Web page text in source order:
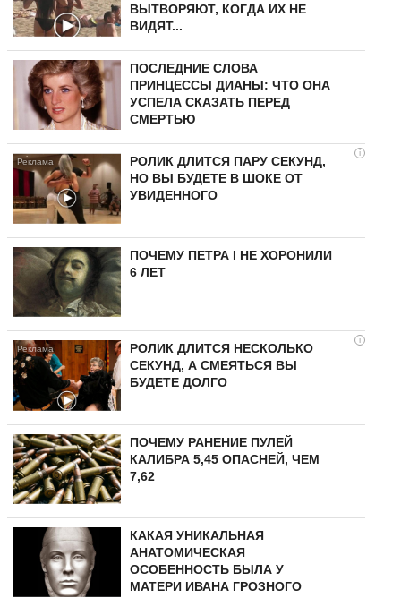
ВЫТВОРЯЮТ, КОГДА ИХ НЕ
ВИДЯТ...
ПОСЛЕДНИЕ СЛОВА
ПРИНЦЕССЫ ДИАНЫ: ЧТО ОНА
УСПЕЛА СКАЗАТЬ ПЕРЕД
СМЕРТЬЮ
i
РОЛИК ДЛИТСЯ ПАРУ СЕКУНД,
НО ВЫ БУДЕТЕ В ШОКЕ ОТ
УВИДЕННОГО
ПОЧЕМУ ПЕТРА I НЕ ХОРОНИЛИ
6 ЛЕТ
i
РОЛИК ДЛИТСЯ НЕСКОЛЬКО
СЕКУНД, А СМЕЯТЬСЯ ВЫ
БУДЕТЕ ДОЛГО
ПОЧЕМУ РАНЕНИЕ ПУЛЕЙ
КАЛИБРА 5,45 ОПАСНЕЙ, ЧЕМ
7,62
КАКАЯ УНИКАЛЬНАЯ
АНАТОМИЧЕСКАЯ
ОСОБЕННОСТЬ БЫЛА У
МАТЕРИ ИВАНА ГРОЗНОГО